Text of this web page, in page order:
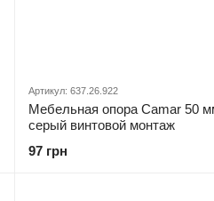
Артикул: 637.26.922
Мебельная опора Camar 50
серый винтовой монтаж
97 грн